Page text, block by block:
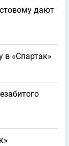
дают
в «Спартак»